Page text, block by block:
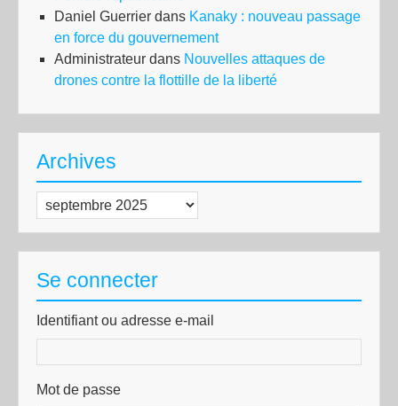
Daniel Guerrier dans Kanaky : nouveau passage
en force du gouvernement
Administrateur dans Nouvelles attaques de
drones contre la flottille de la liberté
Archives
Archives
Se connecter
Identifiant ou adresse e-mail
Mot de passe